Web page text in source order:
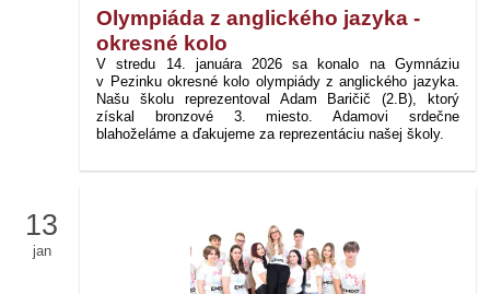
Olympiáda z anglického jazyka -
okresné kolo
V stredu 14. januára 2026 sa konalo na Gymnáziu
v Pezinku okresné kolo olympiády z anglického jazyka.
Našu školu reprezentoval Adam Baričič (2.B), ktorý
získal bronzové 3. miesto. Adamovi srdečne
blahoželáme a ďakujeme za reprezentáciu našej školy.
13
jan